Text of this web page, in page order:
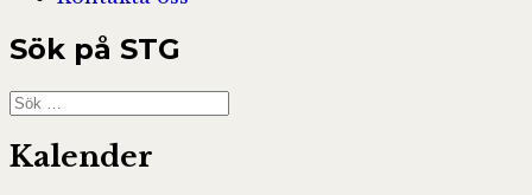
Sök på STG
Sök
efter:
Kalender